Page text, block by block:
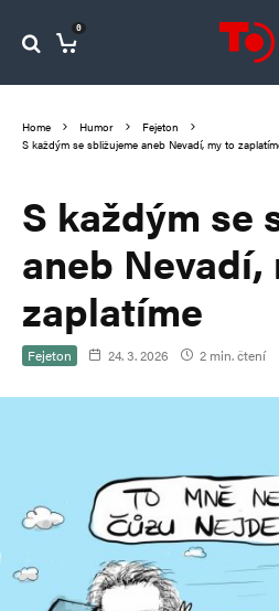
0
Home Humor
Fejeton
S každým se sbližujeme aneb Nevadí, my to
S každým se
aneb Nevadí,
zaplatíme
Fejeton 24. 3. 2026 2 min. čtení